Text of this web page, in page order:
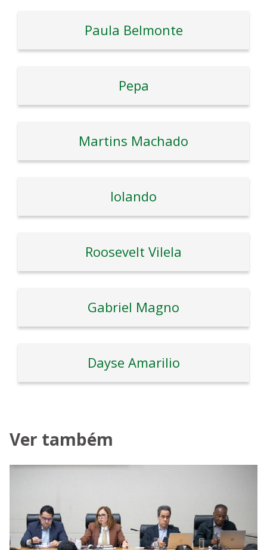
Paula Belmonte
Pepa
Martins Machado
Iolando
Roosevelt Vilela
Gabriel Magno
Dayse Amarilio
Ver também